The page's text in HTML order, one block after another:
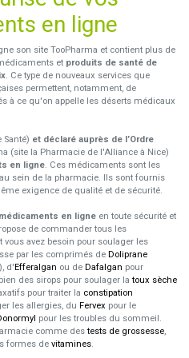
en ligne
son site TooPharma et contient plus de
et produits de santé de
. Ce type de nouveaux services que
permettent, notamment, de
à ce qu'on appelle les déserts médicaux
Santé) et déclaré auprès de l’Ordre
(site la Pharmacie de l'Alliance à Nice)
en ligne. Ces médicaments sont les
sein de la pharmacie. Ils sont fournis
exigence de qualité et de sécurité.
en ligne en toute sécurité et
de commander tous les
vous avez besoin pour soulager les
par les comprimés de Doliprane
d'Efferalgan ou de Dafalgan pour
des sirops pour soulager latoux sèche
pour traiter la constipation
les allergies, du Fervex pour le
pour les troubles du sommeil.
comme destests de grossesse,
formes de vitamines.